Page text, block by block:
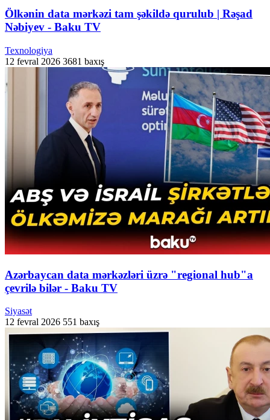
Ölkənin data mərkəzi tam şəkildə qurulub | Rəşad
Nəbiyev - Baku TV
Texnologiya
12 fevral 2026 3681 baxış
Azərbaycan data mərkəzləri üzrə "regional hub"a
çevrilə bilər - Baku TV
Siyasət
12 fevral 2026 551 baxış